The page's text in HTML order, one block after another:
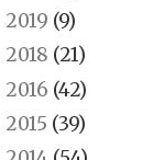
2019 (9)
2018 (21)
2016 (42)
2015 (39)